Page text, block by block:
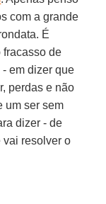
com a grande
É
fracasso de
em dizer que
perdas e não
um ser sem
dizer - de
vai resolver o